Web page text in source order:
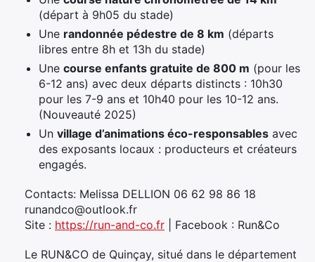
(départ à 9h05 du stade)
Une randonnée pédestre de 8 km (départs
libres entre 8h et 13h du stade)
Une course enfants gratuite de 800 m (pour les
6-12 ans) avec deux départs distincts : 10h30
pour les 7-9 ans et 10h40 pour les 10-12 ans.
(Nouveauté 2025)
Un village d’animations éco-responsables avec
des exposants locaux : producteurs et créateurs
engagés.
Contacts: Melissa DELLION 06 62 98 86 18
runandco@outlook.fr
Site : https://run-and-co.fr | Facebook : Run&Co
Le RUN&CO de Quinçay, situé dans le département